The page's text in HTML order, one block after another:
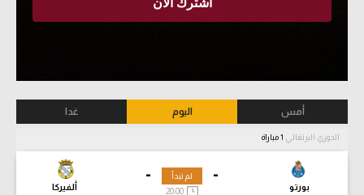
أمس اليوم غدا
الدوري البرتغالي
-
بورتو
-
ألفيركا
لم تبدأ